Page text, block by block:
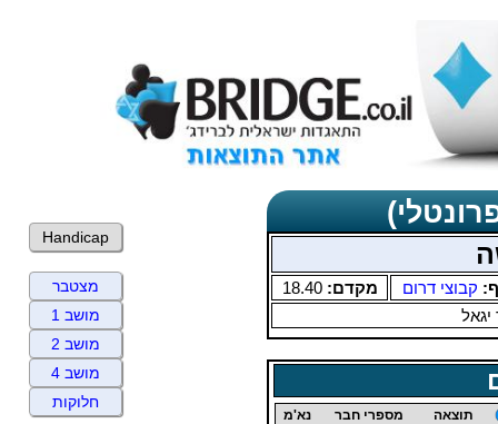
קבוצי דרום מקדם:18.40
יגאל
תוצאה מספרי חבר נא'מ
Handicap
מצטבר
מושב 1
מושב 2
מושב 4
חלוקות